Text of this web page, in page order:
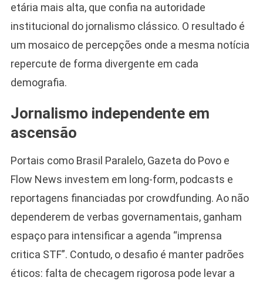
etária mais alta, que confia na autoridade
institucional do jornalismo clássico. O resultado é
um mosaico de percepções onde a mesma notícia
repercute de forma divergente em cada
demografia.
Jornalismo independente em
ascensão
Portais como Brasil Paralelo, Gazeta do Povo e
Flow News investem em long-form, podcasts e
reportagens financiadas por crowdfunding. Ao não
dependerem de verbas governamentais, ganham
espaço para intensificar a agenda “imprensa
critica STF”. Contudo, o desafio é manter padrões
éticos: falta de checagem rigorosa pode levar a